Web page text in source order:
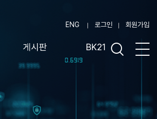
ENG 로그인 회원가입
게시판 BK21